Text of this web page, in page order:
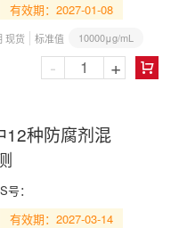
有效期：2027-01-08
现货 标准值 10000μg/mL

- +
12种防腐剂混
号：
有效期：2027-03-14